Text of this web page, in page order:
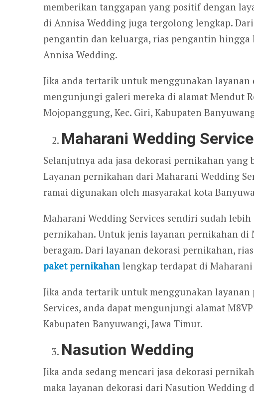
memberikan tanggapan yang positif dengan
di Annisa Wedding juga tergolong lengkap.
pengantin dan keluarga, rias pengantin
Annisa Wedding.
Jika anda tertarik untuk menggunakan layanan
mengunjungi galeri mereka di alamat Mendut
Mojopanggung, Kec. Giri, Kabupaten
Maharani Wedding
Selanjutnya ada jasa dekorasi pernikahan yang
Layanan pernikahan dari Maharani Wedding
ramai digunakan oleh masyarakat kota
Maharani Wedding Services sendiri sudah
pernikahan. Untuk jenis layanan pernikahan di
beragam. Dari layanan dekorasi pernikahan,
paket pernikahan lengkap terdapat di Maharani
Jika anda tertarik untuk menggunakan
Services, anda dapat mengunjungi alamat
Kabupaten Banyuwangi, Jawa Timur.
Nasution Wedding
Jika anda sedang mencari jasa dekorasi
maka layanan dekorasi dari Nasution Wedding